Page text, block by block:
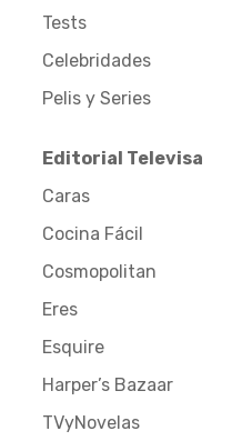
Tests
Celebridades
Pelis y Series
Editorial Televisa
Caras
Cocina Fácil
Cosmopolitan
Eres
Esquire
Harper’s Bazaar
TVyNovelas